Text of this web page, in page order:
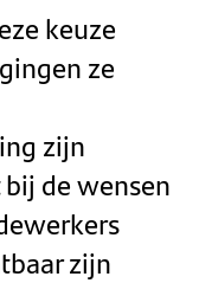
keuze
ze
zijn
de wensen
zijn